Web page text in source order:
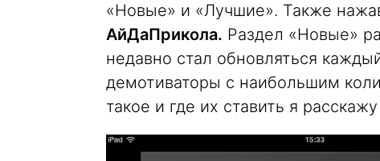
«Новые» и «Лучшие». Также
АйДаПрикола. Раздел «Новые»
недавно стал обновляться
демотиваторы с наибольшим
такое и где их ставить я